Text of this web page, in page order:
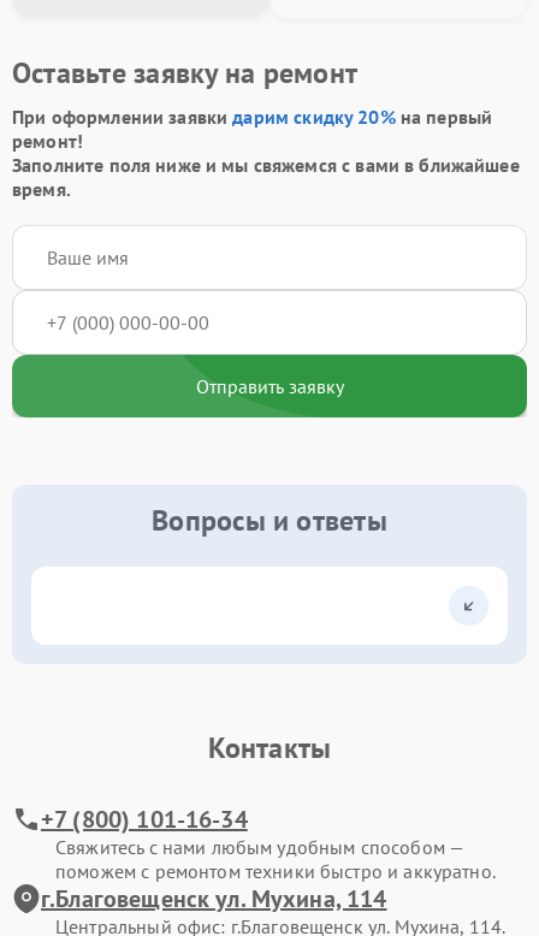
Оставьте заявку на ремонт
При оформлении заявкидарим скидку 20%на первый
ремонт!
Заполните поля ниже и мы свяжемся с вами в ближайшее
время.
Отправить заявку
Вопросы и ответы
Контакты
+7 (800) 101-16-34
Свяжитесь с нами любым удобным способом —
поможем с ремонтом техники быстро и аккуратно.
г.Благовещенск ул. Мухина, 114
Центральный офис: г.Благовещенск ул. Мухина, 114.